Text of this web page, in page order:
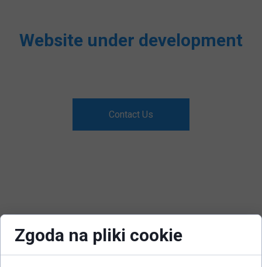
Contact Us
Website under development
Zgoda na pliki cookie